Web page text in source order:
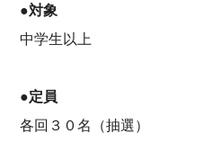
●対象
中学生以上
●定員
各回３０名（抽選）